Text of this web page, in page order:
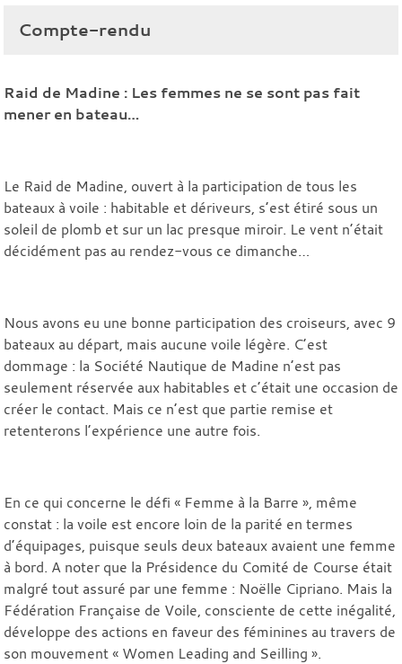
Compte-rendu
Raid de Madine : Les femmes ne se sont pas fait
mener en bateau…
Le Raid de Madine, ouvert à la participation de tous les
bateaux à voile : habitable et dériveurs, s’est étiré sous un
soleil de plomb et sur un lac presque miroir. Le vent n’était
décidément pas au rendez-vous ce dimanche…
Nous avons eu une bonne participation des croiseurs, avec 9
bateaux au départ, mais aucune voile légère. C’est
dommage : la Société Nautique de Madine n’est pas
seulement réservée aux habitables et c’était une occasion de
créer le contact. Mais ce n’est que partie remise et
retenterons l’expérience une autre fois.
En ce qui concerne le défi « Femme à la Barre », même
constat : la voile est encore loin de la parité en termes
d’équipages, puisque seuls deux bateaux avaient une femme
à bord. A noter que la Présidence du Comité de Course était
malgré tout assuré par une femme : Noëlle Cipriano. Mais la
Fédération Française de Voile, consciente de cette inégalité,
développe des actions en faveur des féminines au travers de
son mouvement « Women Leading and Seilling ».